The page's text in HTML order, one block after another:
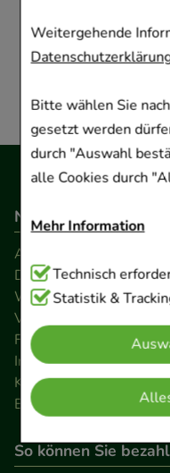
Weitergehende
Bitte wählen Sie
gesetzt werden
durch "Auswahl
alle Cookies durch
Mehr Information
Technisch
Cookies, die für die
Website notwendig
Warenkorb,
verzichtet werden
Komfort:Diese
Einkaufserlebnis
beispielsweise für
Technisch
Statistik &
Navigation
AGB
Datenschutz
Widerrufsrecht
Versandkosten
FAQ
Impressum
Kontakt
So können Sie